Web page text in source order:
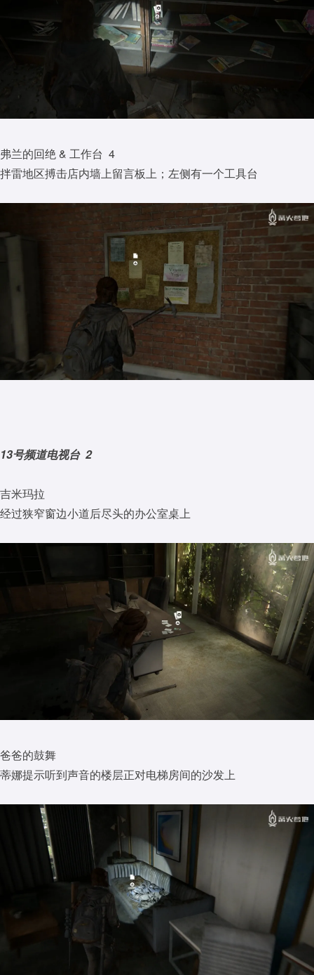
弗兰的回绝 & 工作台 4
拌雷地区搏击店内墙上留言板上；左侧有一个工具台
13号频道电视台 2
吉米玛拉
经过狭窄窗边小道后尽头的办公室桌上
爸爸的鼓舞
蒂娜提示听到声音的楼层正对电梯房间的沙发上